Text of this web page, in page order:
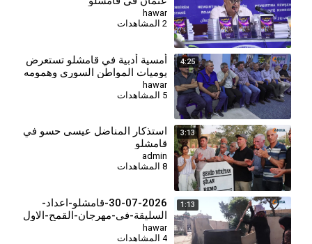
hawar
2 المشاهدات
4:25
أمسية أدبية في قامشلو تستعرض
يوميات المواطن السوري وهمومه
المعيشية
hawar
5 المشاهدات
3:13
⁣استذكار المناضل عيسى حسو في
قامشلو
admin
8 المشاهدات
1:13
30-07-2026-قامشلو-اعداد-
السليقة-في-مهرجان-القمح-الاول
(8)
hawar
4 المشاهدات